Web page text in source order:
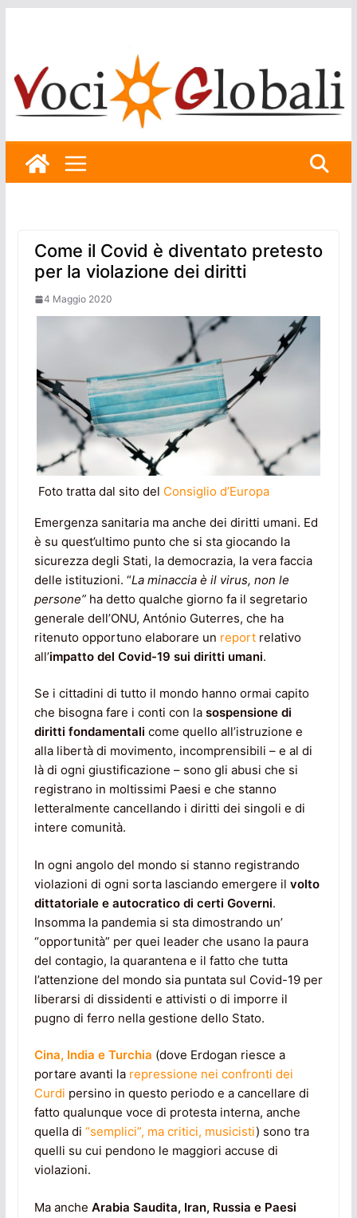
Come il Covid è diventato pretesto
per la violazione dei diritti
4 Maggio 2020
Foto tratta dal sito del Consiglio d’Europa
Emergenza sanitaria ma anche dei diritti umani. Ed
è su quest’ultimo punto che si sta giocando la
sicurezza degli Stati, la democrazia, la vera faccia
delle istituzioni. “La minaccia è il virus, non le
persone”ha detto qualche giorno fa il segretario
generale dell’ONU, António Guterres, che ha
ritenuto opportuno elaborare un reportrelativo
all’impatto del Covid-19 sui diritti umani.
Se i cittadini di tutto il mondo hanno ormai capito
che bisogna fare i conti con la sospensione di
diritti fondamentali come quello all’istruzione e
alla libertà di movimento, incomprensibili – e al di
là di ogni giustificazione – sono gli abusi che si
registrano in moltissimi Paesi e che stanno
letteralmente cancellando i diritti dei singoli e di
intere comunità.
In ogni angolo del mondo si stanno registrando
violazioni di ogni sorta lasciando emergere il volto
dittatoriale e autocratico di certi Governi.
Insomma la pandemia si sta dimostrando un’
“opportunità” per quei leader che usano la paura
del contagio, la quarantena e il fatto che tutta
l’attenzione del mondo sia puntata sul Covid-19 per
liberarsi di dissidenti e attivisti o di imporre il
pugno di ferro nella gestione dello Stato.
Cina, India e Turchia (dove Erdogan riesce a
portare avanti la repressione nei confronti dei
Curdi persino in questo periodo e a cancellare di
fatto qualunque voce di protesta interna, anche
quella di “semplici”, ma critici, musicisti) sono tra
quelli su cui pendono le maggiori accuse di
violazioni.
Ma anche Arabia Saudita, Iran, Russia e Paesi